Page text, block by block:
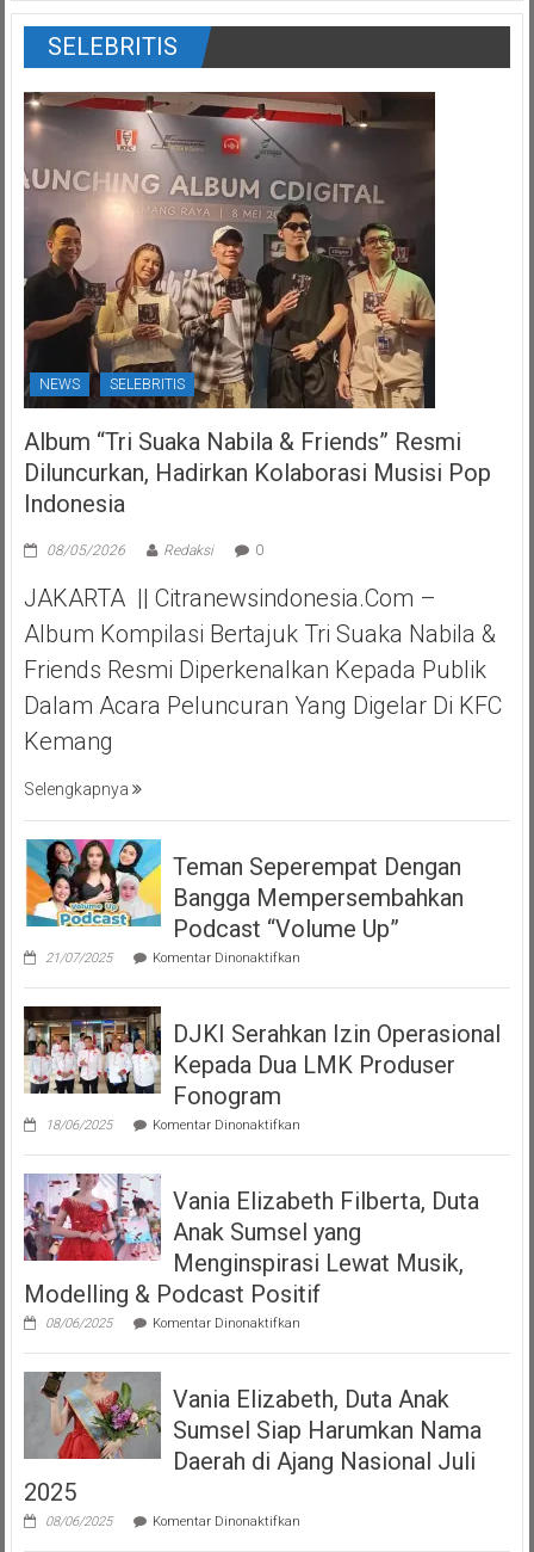
SELEBRITIS
NEWS SELEBRITIS
Album “Tri Suaka Nabila & Friends” Resmi
Diluncurkan, Hadirkan Kolaborasi Musisi Pop
Indonesia
08/05/2026 Redaksi 0
JAKARTA || Citranewsindonesia.com –
Album Kompilasi Bertajuk Tri Suaka Nabila &
Friends Resmi Diperkenalkan Kepada Publik
Dalam Acara Peluncuran Yang Digelar Di KFC
Kemang
Selengkapnya
Teman Seperempat Dengan
Bangga Mempersembahkan
Podcast “Volume Up”
21/07/2025 Komentar Dinonaktifkanpada
Seperempat
Bangga
Mempersembahkan
Podcast
DJKI Serahkan Izin Operasional
Kepada Dua LMK Produser
Fonogram
18/06/2025 Komentar Dinonaktifkanpada
Serahkan
Operasional
Dua
LMK
Produser
Fonogram
Vania Elizabeth Filberta, Duta
Anak Sumsel yang
Menginspirasi Lewat Musik,
Modelling & Podcast Positif
08/06/2025 Komentar Dinonaktifkanpada
Elizabeth
Duta
Sumsel
Menginspirasi
Modelling
Vania Elizabeth, Duta Anak
Sumsel Siap Harumkan Nama
Daerah di Ajang Nasional Juli
2025
08/06/2025 Komentar Dinonaktifkanpada